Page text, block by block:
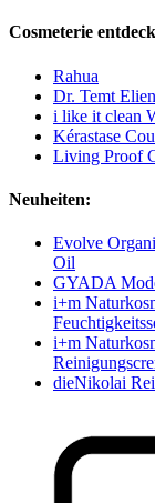
Cosmeterie
Rahua
Dr. Temt
i like it clean
Kérastase
Living Proof
Neuheiten:
Evolve
Oil
GYADA
i+m
i+m
dieNikolai